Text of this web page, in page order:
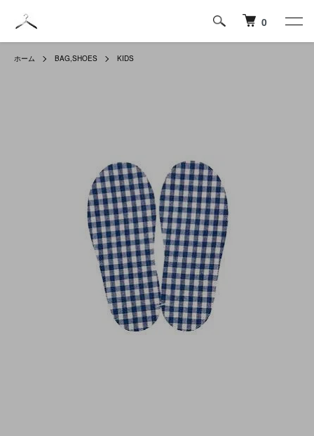
0
ホーム BAG,SHOES KIDS